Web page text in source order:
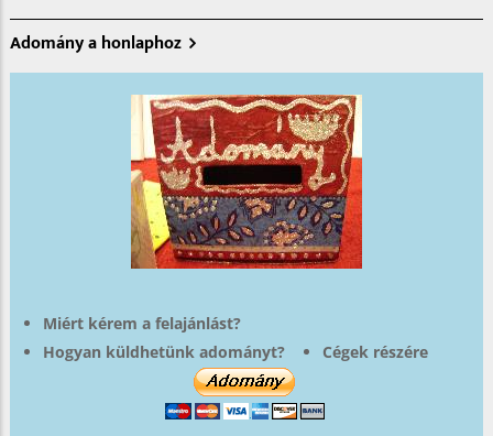
Adomány a honlaphoz
Miért kérem a felajánlást?
Hogyan küldhetünk adományt?
Cégek részére